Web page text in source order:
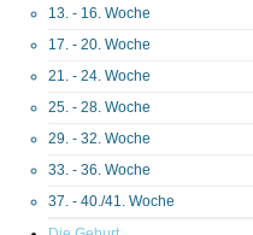
13. - 16. Woche
17. - 20. Woche
21. - 24. Woche
25. - 28. Woche
29. - 32. Woche
33. - 36. Woche
37. - 40./41. Woche